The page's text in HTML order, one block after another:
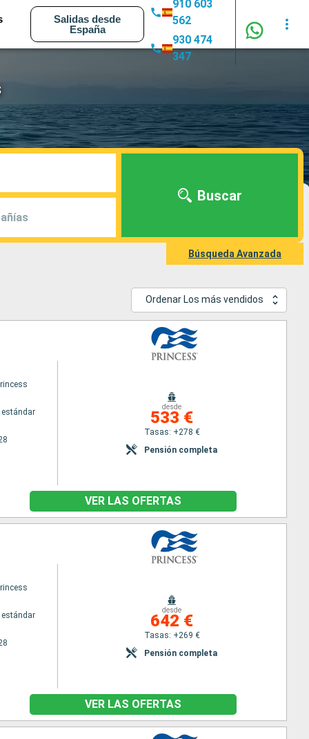
Salidas desde
España
910 603
562
930 474
347
Buscar
Búsqueda Avanzada
Ordenar Los más vendidos
desde
533 €
Tasas: +278 €
Pensión completa
VER LAS OFERTAS
desde
642 €
Tasas: +269 €
Pensión completa
VER LAS OFERTAS